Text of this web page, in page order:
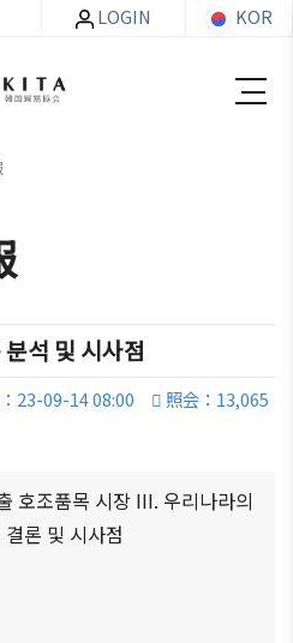
社
活
動
分科委
員会
室
ベント
KOR
LOGIN
석 및 시사점
23-09-14 08:00 照会：13,065
호조품목 시장 III. 우리나라의
론 및 시사점